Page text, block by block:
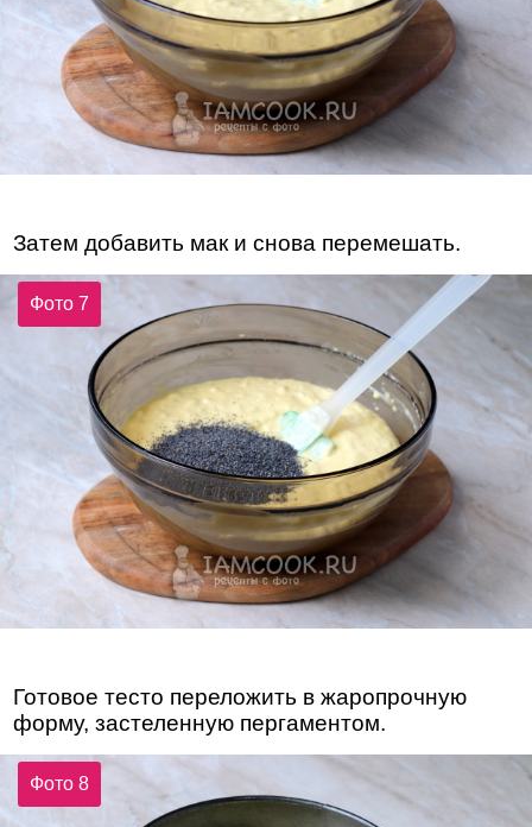
Затем добавить мак и снова перемешать.
Фото 7
Готовое тесто переложить в жаропрочную
форму, застеленную пергаментом.
Фото 8